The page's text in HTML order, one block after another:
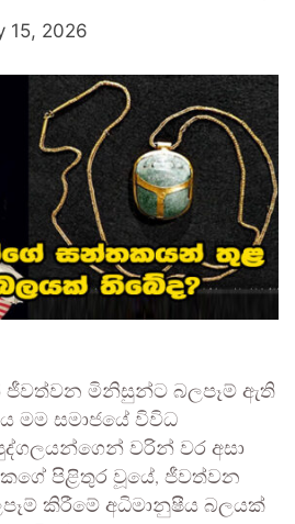
15, 2026
ජීවත්වන මිනිසුන්ට බලපෑම් ඇති
මම සමාජයේ විවිධ
වරින් වර අසා
පිළිතුර වූයේ, ජීවත්වන
කිරීමේ අධිමානුෂීය බලයක්